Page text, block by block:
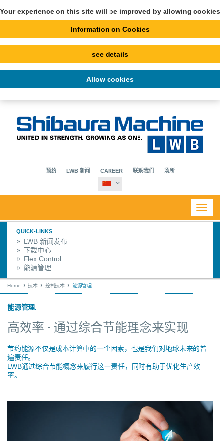
Your experience on this site will be improved by allowing cookies
Information on Cookies
see details
Allow cookies
预约 LWB 新闻 CAREER 联系我们 场所
QUICK-LINKS
LWB 新闻发布
下载中心
Flex Control
能源管理
Home 技术 控制技术 能源管理
能源管理.
高效率 - 通过综合节能理念来实现
节约能源不仅是成本计算中的一个因素，也是我们对地球未来的普
遍责任。
LWB通过综合节能概念来履行这一责任，同时有助于优化生产效
率。